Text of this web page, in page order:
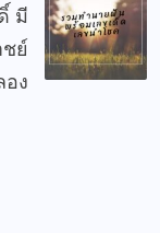
มี
ชย์
อง